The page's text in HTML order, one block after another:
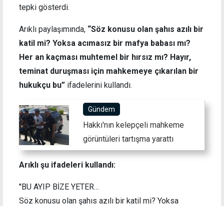
tepki gösterdi.
Arıklı paylaşımında, “Söz konusu olan şahıs azılı bir
katil mi? Yoksa acımasız bir mafya babası mı?
Her an kaçması muhtemel bir hırsız mı? Hayır,
teminat duruşması için mahkemeye çıkarılan bir
hukukçu bu” ifadelerini kullandı.
Gündem
Hakkı'nın kelepçeli mahkeme
görüntüleri tartışma yarattı
Arıklı şu ifadeleri kullandı:
''BU AYIP BİZE YETER…
Söz konusu olan şahıs azılı bir katil mi? Yoksa